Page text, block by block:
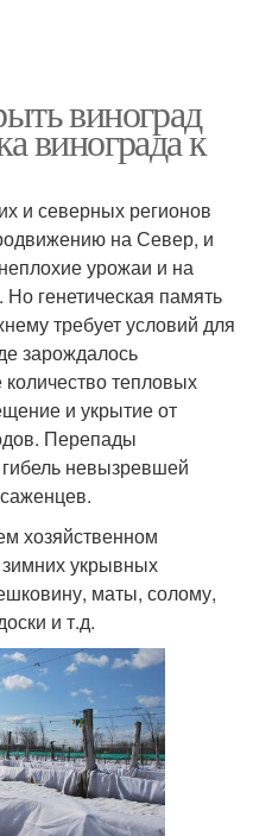
виноград
винограда к
и северных регионов
на Север, и
урожаи и на
генетическая память
требует условий для
зарождалось
тепловых
и укрытие от
Перепады
невызревшей
хозяйственном
укрывных
маты, солому,
и т.д.